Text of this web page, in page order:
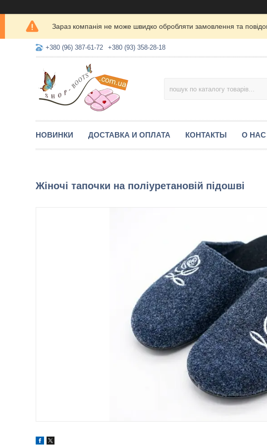
Зараз компанія не може швидко обробляти замовлення та
+380 (96) 387-61-72 +380 (93) 358-28-18
НОВИНКИ ДОСТАВКА И ОПЛАТА КОНТАКТЫ О НАС
Жіночі тапочки на поліуретановій підошві